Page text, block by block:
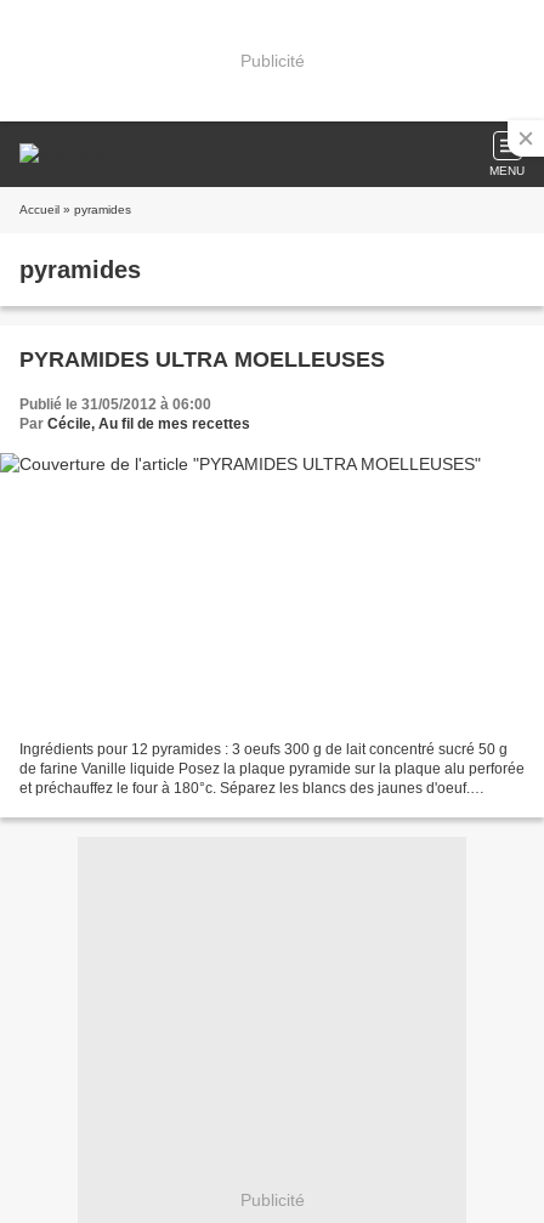
Publicité
MENU
Accueil » pyramides
pyramides
PYRAMIDES ULTRA MOELLEUSES
Publié le 31/05/2012 à 06:00
Par Cécile, Au fil de mes recettes
Ingrédients pour 12 pyramides : 3 oeufs 300 g de lait concentré sucré 50 g
de farine Vanille liquide Posez la plaque pyramide sur la plaque alu perforée
et préchauffez le four à 180°c. Séparez les blancs des jaunes d'oeuf.
Publicité